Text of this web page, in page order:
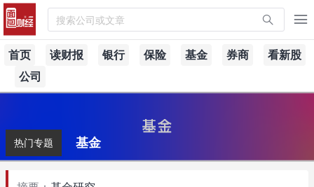
搜索公司或文章
首页 读财报 银行 保险 基金 券商
看新股
公司
热门专题 基金